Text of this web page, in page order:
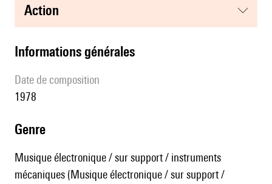
action
informations générales
date de composition
1978
genre
Musique électronique / sur support / instruments
mécaniques (Musique électronique / sur support /